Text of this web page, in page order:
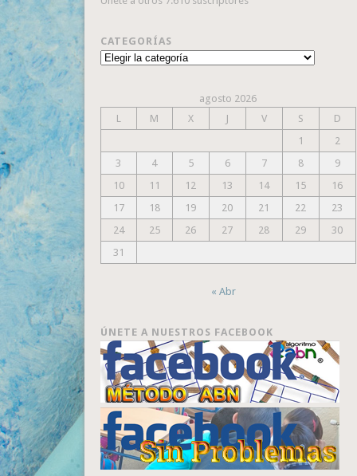
CATEGORÍAS
Categorías
agosto 2026
L
M X J V S
D
1
2
3
4 5 6 7 8
9
10
11 12 13 14 15
16
17
18 19 20 21 22
23
24
25 26 27 28 29
30
31
« Abr
ÚNETE A NUESTROS FACEBOOK